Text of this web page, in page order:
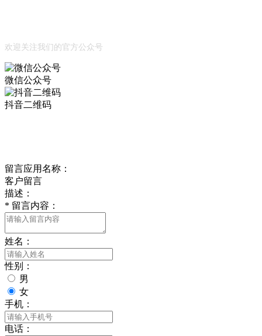
欢迎关注我们的官方公众号
微信公众号
抖音二维码
留言应用名称：
客户留言
描述：
* 留言内容：
姓名：
性别：
男
女
手机：
电话：